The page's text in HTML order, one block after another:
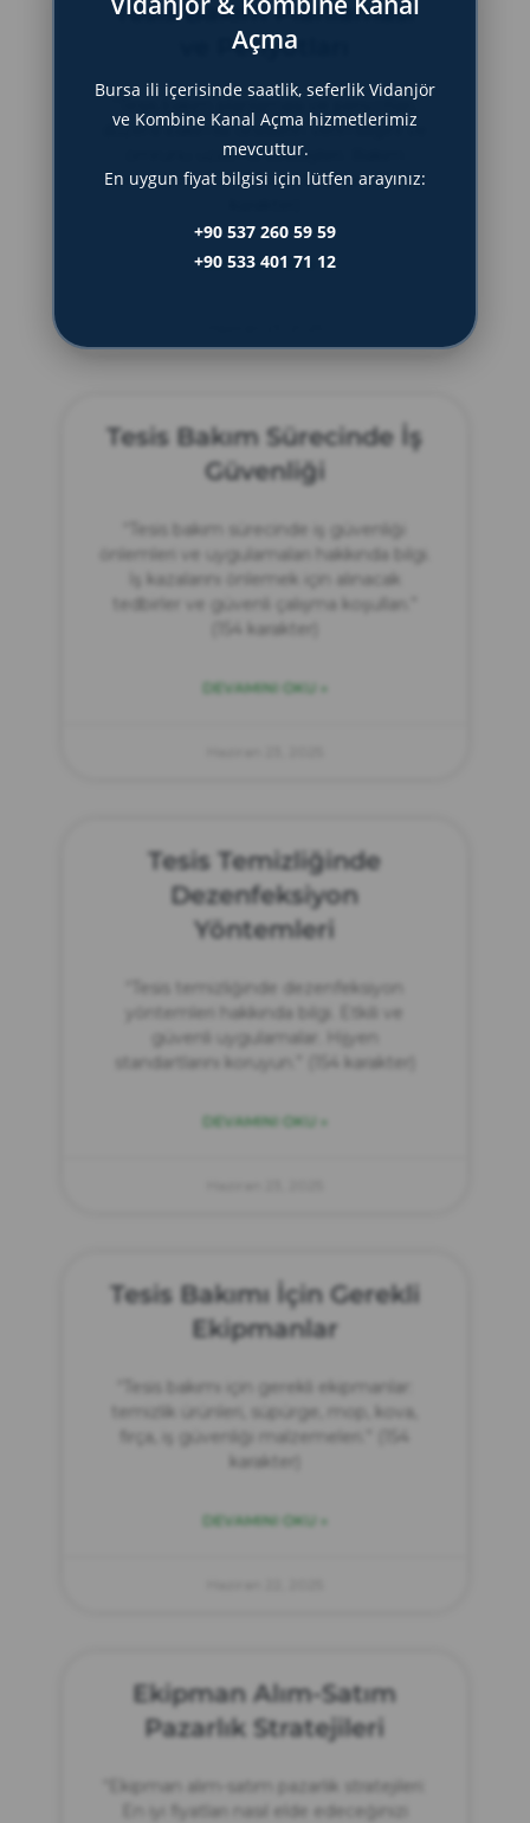
Tesis Bakım Planlaması
ve Periyotları
“Tesis bakım planlaması ve periyotları,
düzenli bakımla tesislerin verimliliğini ve
ömrünü uzatma stratejileri. Bakım
zamanlaması ve planlarının önemi.” (154
DEVAMINI OKU »
Tesis Bakım Sürecinde İş
Güvenliği
“Tesis bakım sürecinde iş güvenliği
önlemleri ve uygulamaları hakkında bilgi.
İş kazalarını önlemek için alınacak
tedbirler ve güvenli çalışma koşulları.”
(154 karakter)
DEVAMINI OKU »
Tesis Temizliğinde
Dezenfeksiyon
Yöntemleri
“Tesis temizliğinde dezenfeksiyon
yöntemleri hakkında bilgi. Etkili ve
güvenli uygulamalar. Hijyen
standartlarını koruyun.” (154 karakter)
DEVAMINI OKU »
Tesis Bakımı İçin Gerekli
Ekipmanlar
“Tesis bakımı için gerekli ekipmanlar:
temizlik ürünleri, süpürge, mop, kova,
fırça, iş güvenliği malzemeleri.” (154
karakter)
DEVAMINI OKU »
Ekipman Alım-Satım
Pazarlık Stratejileri
“Ekipman alım-satım pazarlık stratejileri:
En iyi fiyatları nasıl elde edeceğinizi
Açma
Bursa ili içerisinde saatlik, seferlik Vidanjör
ve Kombine Kanal Açma hizmetlerimiz
mevcuttur.
En uygun fiyat bilgisi için lütfen arayınız:
+90 537 260 59 59
+90 533 401 71 12